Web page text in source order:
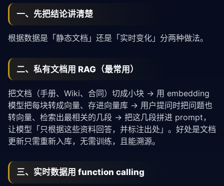
一、先把结论讲清楚
根据数据是「静态文档」还是「实时变化」分两种做法。
二、私有文档用 RAG（最常用）
把文档（手册、Wiki、合同）切成小块 → 用 embedding
模型把每块转成向量、存进向量库 → 用户提问时把问题也
转向量、检索出最相关的几段 → 把这几段拼进 prompt，
让模型「只根据这些资料回答，并标注出处」。好处是文档
更新只需重新入库，无需训练，且能溯源。
三、实时数据用 function calling